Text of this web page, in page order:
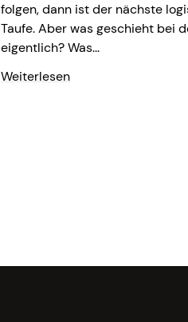
folgen, dann ist der nächste
Taufe. Aber was geschieht bei
eigentlich? Was...
Weiterlesen